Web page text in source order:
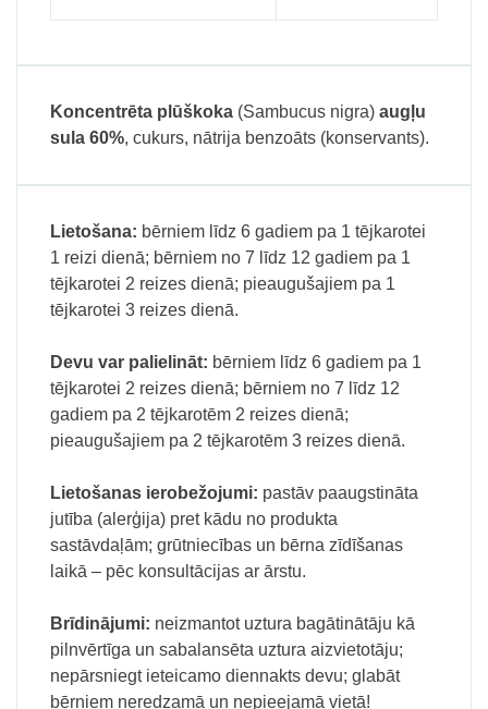
Koncentrēta plūškoka (Sambucus nigra) augļu
sula 60%, cukurs, nātrija benzoāts (konservants).
Lietošana: bērniem līdz 6 gadiem pa 1 tējkarotei
1 reizi dienā; bērniem no 7 līdz 12 gadiem pa 1
tējkarotei 2 reizes dienā; pieaugušajiem pa 1
tējkarotei 3 reizes dienā.
Devu var palielināt: bērniem līdz 6 gadiem pa 1
tējkarotei 2 reizes dienā; bērniem no 7 līdz 12
gadiem pa 2 tējkarotēm 2 reizes dienā;
pieaugušajiem pa 2 tējkarotēm 3 reizes dienā.
Lietošanas ierobežojumi: pastāv paaugstināta
jutība (alerģija) pret kādu no produkta
sastāvdaļām; grūtniecības un bērna zīdīšanas
laikā – pēc konsultācijas ar ārstu.
Brīdinājumi: neizmantot uztura bagātinātāju kā
pilnvērtīga un sabalansēta uztura aizvietotāju;
nepārsniegt ieteicamo diennakts devu; glabāt
bērniem neredzamā un nepieejamā vietā!